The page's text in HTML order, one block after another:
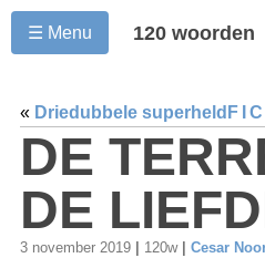
☰ Menu 120 woorden
« Driedubbele superheld
DE
DE
3 november 2019 120w Cesar